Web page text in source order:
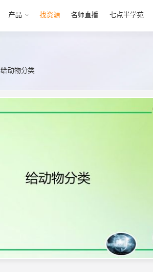
产品 找资源 名师直播 七点半学苑
给动物分类